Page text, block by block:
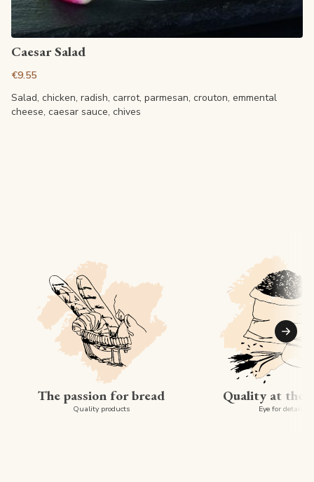
Caesar Salad
€9.55
Salad, chicken, radish, carrot, parmesan, crouton, emmental
cheese, caesar sauce, chives
The passion for bread
Quality products
Quality at the
Eye for detail